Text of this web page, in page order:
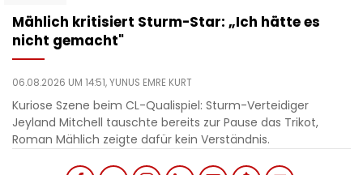
Mählich kritisiert Sturm-Star: „Ich hätte es
nicht gemacht"
06.08.2026 UM 14:51,YUNUS EMRE KURT
Kuriose Szene beim CL-Qualispiel: Sturm-Verteidiger
Jeyland Mitchell tauschte bereits zur Pause das Trikot,
Roman Mählich zeigte dafür kein Verständnis.